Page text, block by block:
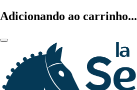
Adicionando ao carrinho...